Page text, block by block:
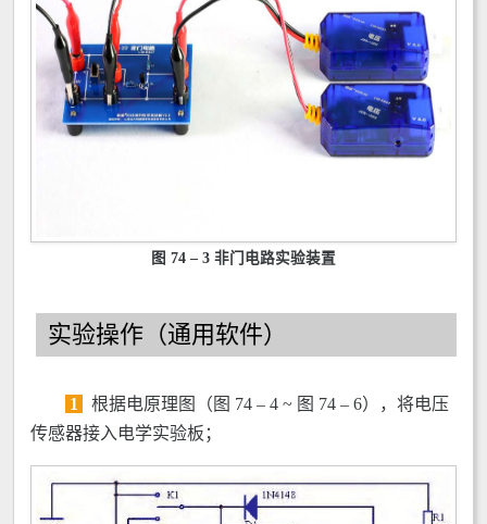
图 74 – 3 非门电路实验装置
实验操作（通用软件）
1
根据电原理图（图 74 – 4 ~ 图 74 – 6），将电压
传感器接入电学实验板；